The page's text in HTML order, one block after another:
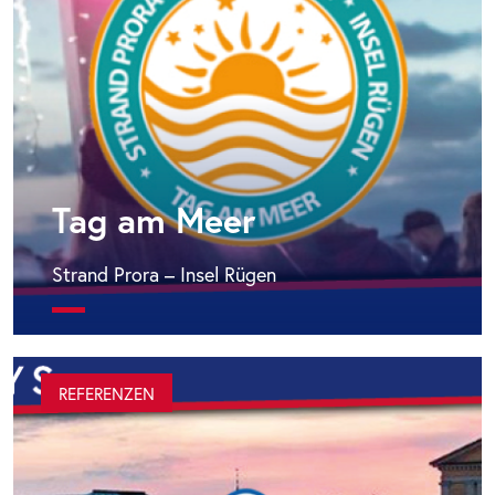
Tag am Meer
Strand Prora – Insel Rügen
REFERENZEN